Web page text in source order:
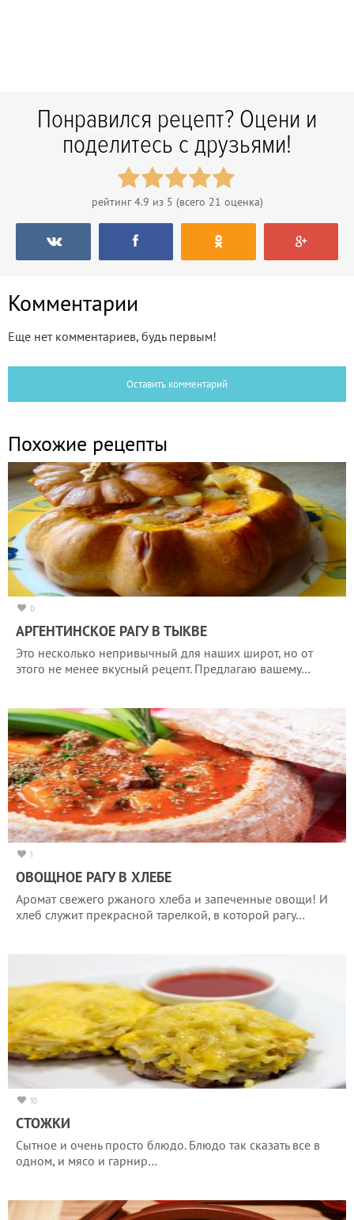
Понравился рецепт? Оцени и
поделитесь с друзьями!
рейтинг4.9 из 5 (всего 21 оценка)
Комментарии
Еще нет комментариев, будь первым!
Оставить комментарий
Похожие рецепты
0
АРГЕНТИНСКОЕ РАГУ В ТЫКВЕ
Это несколько непривычный для наших широт, но от
этого не менее вкусный рецепт. Предлагаю вашему…
1
ОВОЩНОЕ РАГУ В ХЛЕБЕ
Аромат свежего ржаного хлеба и запеченные овощи! И
хлеб служит прекрасной тарелкой, в которой рагу…
10
СТОЖКИ
Сытное и очень просто блюдо. Блюдо так сказать все в
одном, и мясо и гарнир…